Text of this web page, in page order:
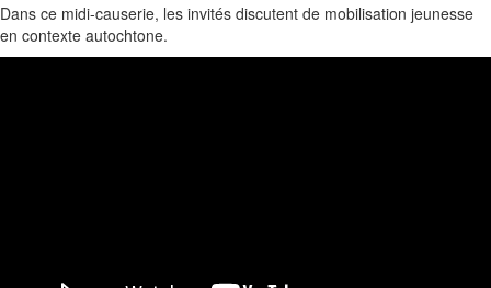
Dans ce midi-causerie, les invités discutent de mobilisation jeunesse
en contexte autochtone.